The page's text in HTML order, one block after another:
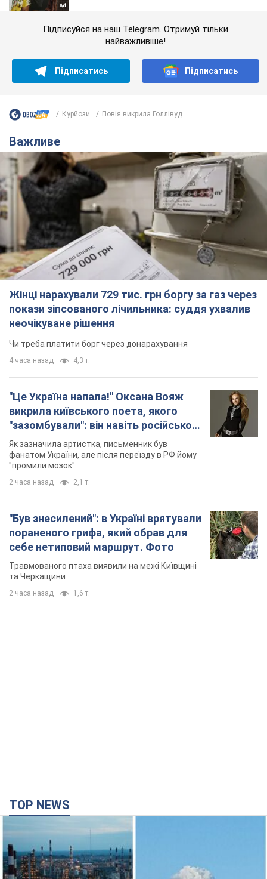
Підписуйся на наш Telegram. Отримуй тільки
найважливіше!
Підписатись Підписатись
Курйози Повія викрила Голлівуд...
Важливе
Жінці нарахували 729 тис. грн боргу за газ через
покази зіпсованого лічильника: суддя ухвалив
неочікуване рішення
Чи треба платити борг через донарахування
4 часа назад 4,3 т.
"Це Україна напала!" Оксана Вояж
викрила київського поета, якого
"зазомбували": він навіть російської
не знав, а тепер хоче геноциду
українців
Як зазначила артистка, письменник був
фанатом України, але після переїзду в РФ йому
"промили мозок"
2 часа назад 2,1 т.
"Був знесилений": в Україні врятували
пораненого грифа, який обрав для
себе нетиповий маршрут. Фото
Травмованого птаха виявили на межі Київщині
та Черкащини
2 часа назад 1,6 т.
TOP NEWS